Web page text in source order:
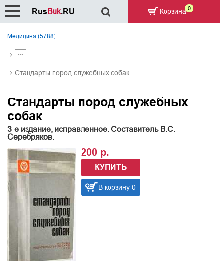
Медицина (5788)
Стандарты пород служебных собак
Стандарты пород служебных
собак
3-е издание, исправленное. Составитель В.С.
Серебряков.
200 р.
КУПИТЬ
В корзину 0
RusBuk.RU Корзина 0